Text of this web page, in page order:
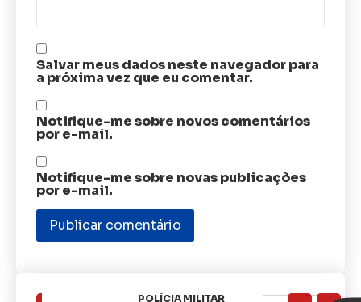
Salvar meus dados neste navegador para
a próxima vez que eu comentar.
Notifique-me sobre novos comentários
por e-mail.
Notifique-me sobre novas publicações
por e-mail.
​POLÍCIA MILITAR